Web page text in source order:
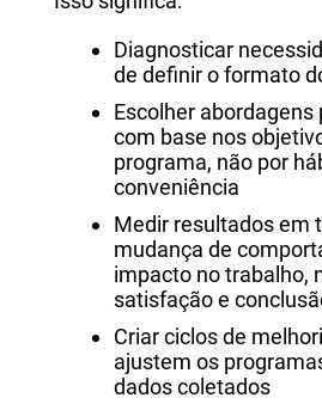
Diagnosticar
de definir o formato
Escolher abordagens
com base nos
programa, não por
conveniência
Medir resultados em
mudança de
impacto no trabalho,
satisfação e
Criar ciclos de
ajustem os
dados coletados